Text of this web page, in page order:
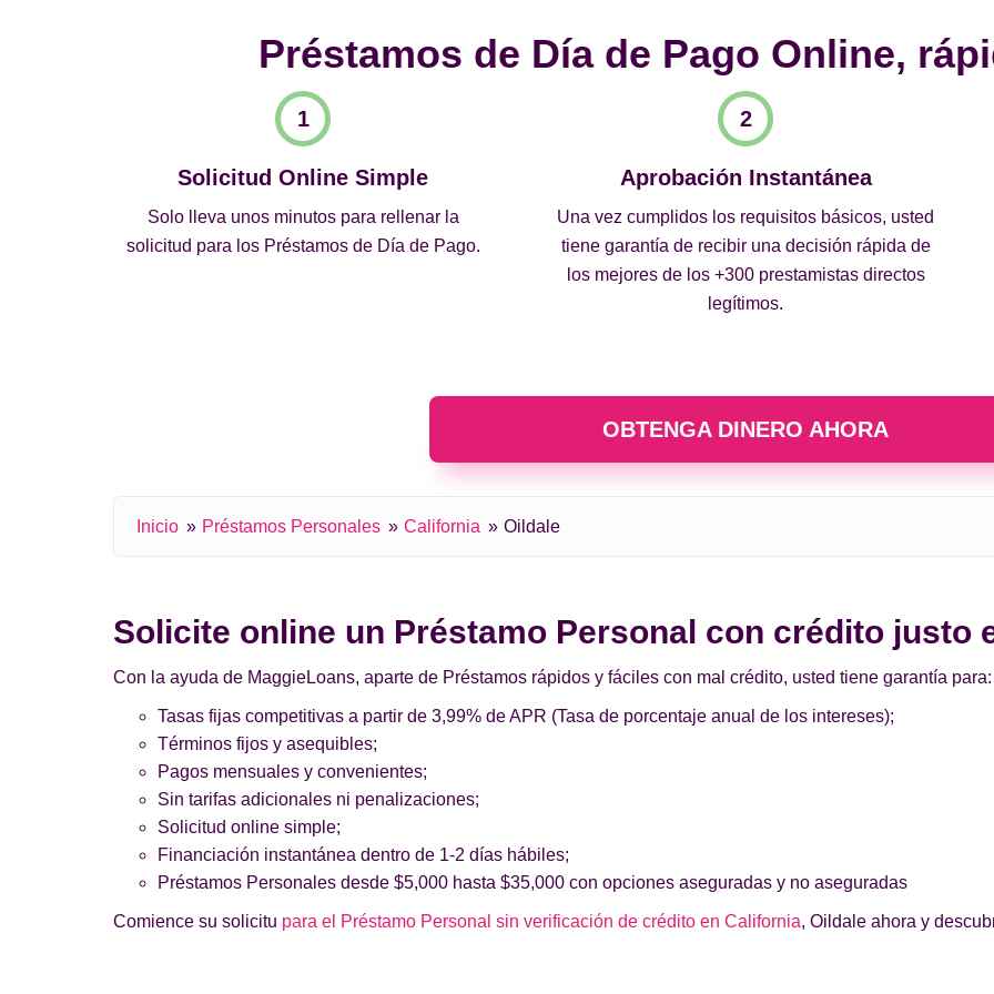
Préstamos de Día de Pago Online,
Solicitud Online Simple
Solo lleva unos minutos para rellenar la
solicitud para los Préstamos de Día de Pago.
Aprobación Instantánea
Una vez cumplidos los requisitos básicos, usted
tiene garantía de recibir una decisión rápida de
los mejores de los +300 prestamistas directos
legítimos.
OBTENGA DINERO AHORA
Inicio Préstamos Personales California Oildale
Solicite online un Préstamo Personal con crédito justo
Con la ayuda de MaggieLoans, aparte de Préstamos rápidos y fáciles con mal crédito, usted tiene garantía para:
Tasas fijas competitivas a partir de 3,99% de APR (Tasa de porcentaje anual de los intereses);
Términos fijos y asequibles;
Pagos mensuales y convenientes;
Sin tarifas adicionales ni penalizaciones;
Solicitud online simple;
Financiación instantánea dentro de 1-2 días hábiles;
Préstamos Personales desde $5,000 hasta $35,000 con opciones aseguradas y no aseguradas
Comience su solicitu para el Préstamo Personal sin verificación de crédito en California, Oildale ahora y